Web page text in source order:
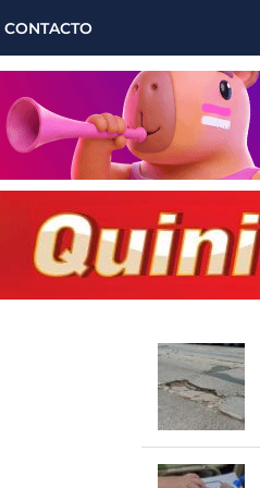
CONTACTO